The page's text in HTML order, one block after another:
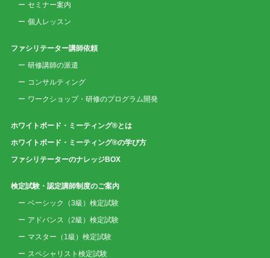
セミナー案内
個人レッスン
ファシリテーター講師依頼
研修講師の派遣
コンサルティング
ワークショップ・研修のプログラム開発
ホワイトボード・ミーティング®とは
ホワイトボード・ミーティング®の学び方
ファシリテーターのナレッジBOX
検定試験・認定講師制度のご案内
ベーシック（3級）検定試験
アドバンス（2級）検定試験
マスター（1級）検定試験
スペシャリスト検定試験